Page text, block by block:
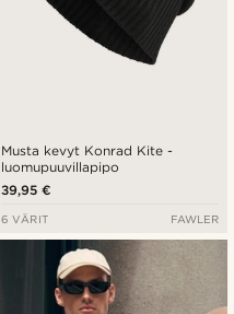
Musta kevyt Konrad Kite -
luomupuuvillapipo
39,95 €
6 VÄRIT FAWLER